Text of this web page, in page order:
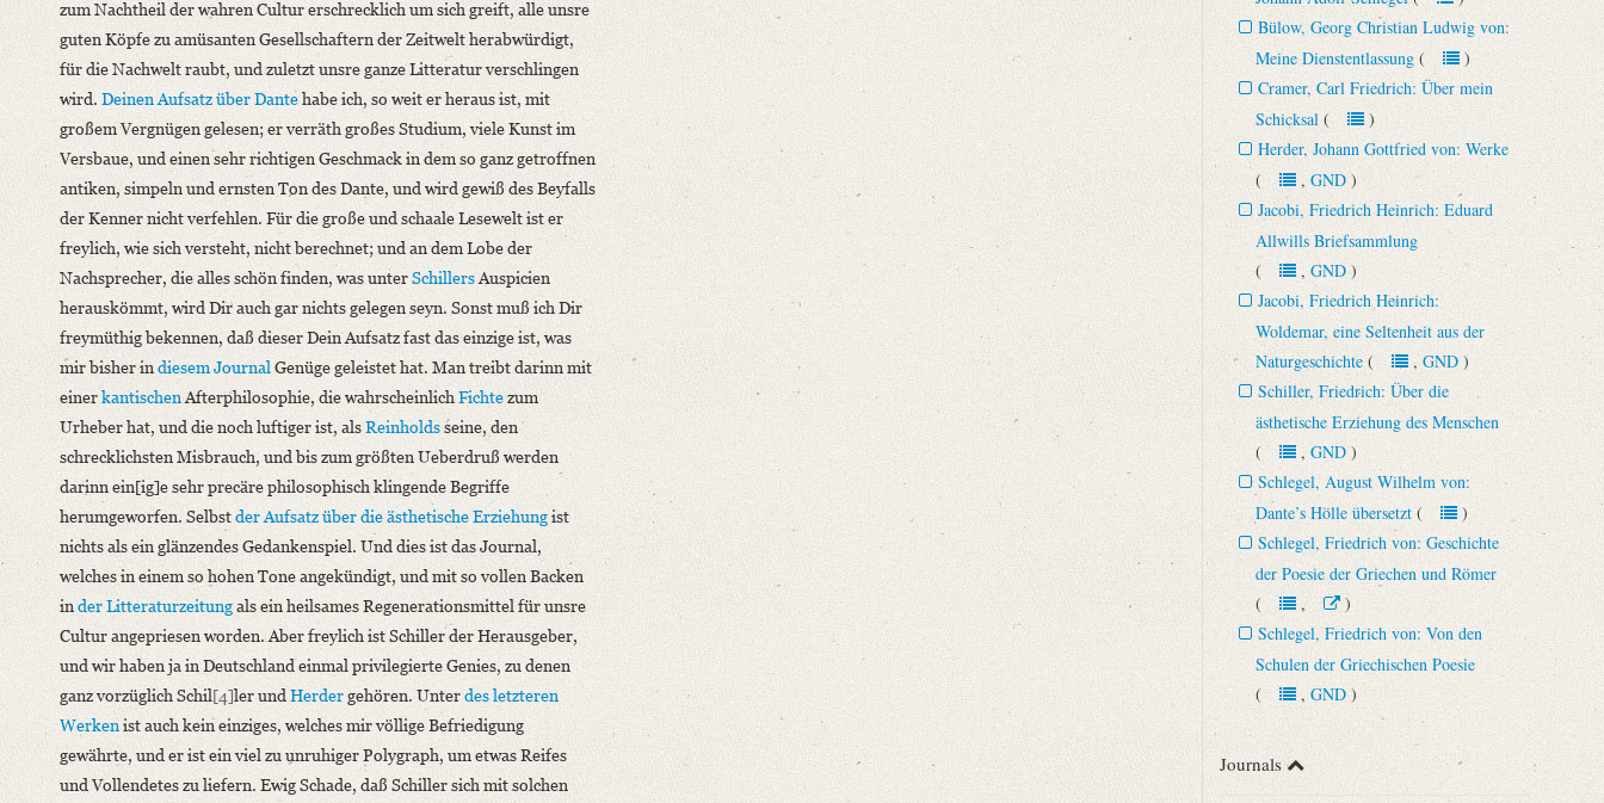
zum Nachtheil der wahren Cultur erschrecklich um sich greift, alle unsre
guten Köpfe zu amüsanten Gesellschaftern der Zeitwelt herabwürdigt,
für die Nachwelt raubt, und zuletzt unsre ganze Litteratur verschlingen
wird. Deinen Aufsatz überDantehabe ich, so weit er heraus ist, mit
großem Vergnügen gelesen; er verräth großes Studium, viele Kunst im
Versbaue, und einen sehr richtigen Geschmack in dem so ganz getroffnen
antiken, simpeln und ernsten Ton des Dante, und wird gewiß des Beyfalls
der Kenner nicht verfehlen. Für die große und schaale Lesewelt ist er
freylich, wie sich versteht, nicht berechnet; und an dem Lobe der
Nachsprecher, die alles schön finden, was unterSchillersAuspicien
herauskömmt, wird Dir auch gar nichts gelegen seyn. Sonst muß ich Dir
freymüthig bekennen, daß dieser Dein Aufsatz fast das einzige ist, was
mir bisher in diesem Journal Genüge geleistet hat. Man treibt darinn mit
einerkantischenAfterphilosophie, die wahrscheinlich Fichtezum
Urheber hat, und die noch luftiger ist, alsReinholdsseine, den
schrecklichsten Misbrauch, und bis zum größten Ueberdruß werden
darinn ein[ig]e sehr precäre philosophisch klingende Begriffe
herumgeworfen. Selbstder Aufsatz über die ästhetische Erziehungist
nichts als ein glänzendes Gedankenspiel. Und dies ist das Journal,
welches in einem so hohen Tone angekündigt, und mit so vollen Backen
in der Litteraturzeitungals ein heilsames Regenerationsmittel für unsre
Cultur angepriesen worden. Aber freylich ist Schiller der Herausgeber,
und wir haben ja in Deutschland einmal privilegierte Genies, zu denen
ganz vorzüglich Schil[4]ler und Herdergehören. Unterdes letzteren
Werkenist auch kein einziges, welches mir völlige Befriedigung
gewährte, und er ist ein viel zu unruhiger Polygraph, um etwas Reifes
und Vollendetes zu liefern. Ewig Schade, daß Schiller sich mit solchen
Bülow, Georg Christian Ludwig von:
Meine Dienstentlassung ()
Cramer, Carl Friedrich: Über mein
Schicksal ()
Herder, Johann Gottfried von: Werke
(, GND)
Jacobi, Friedrich Heinrich: Eduard
Allwills Briefsammlung
(, GND)
Jacobi, Friedrich Heinrich:
Woldemar, eine Seltenheit aus der
Naturgeschichte (, GND)
Schiller, Friedrich: Über die
ästhetische Erziehung des Menschen
(, GND)
Schlegel, August Wilhelm von:
Dante’s Hölle übersetzt ()
Schlegel, Friedrich von: Geschichte
der Poesie der Griechen und Römer
(,)
Schlegel, Friedrich von: Von den
Schulen der Griechischen Poesie
(, GND)
Journals